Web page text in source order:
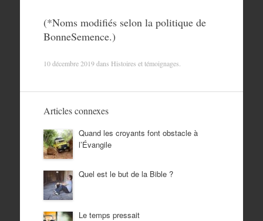
(*Noms modifiés selon la politique de
BonneSemence.)
10 décembre 2019dans Histoires et témoignages
Articles connexes
Quand les croyants font obstacle à
l’Évangile
Quel est le but de la Bible ?
Le temps pressait